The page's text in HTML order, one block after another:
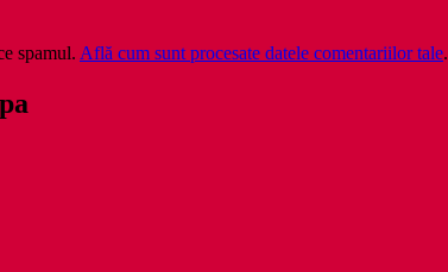
spamul. Află cum sunt procesate datele comentariilor tale.